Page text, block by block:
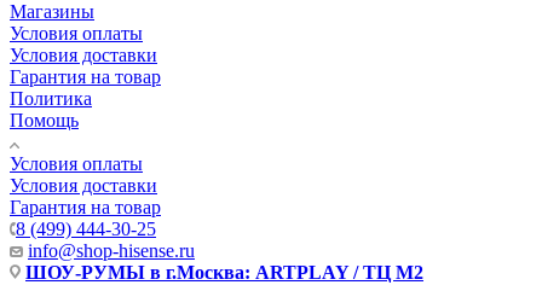
Магазины
Условия оплаты
Условия доставки
Гарантия на товар
Политика
Помощь
Условия оплаты
Условия доставки
Гарантия на товар
8 (499) 444-30-25
info@shop-hisense.ru
ШОУ-РУМЫ в г.Москва: ARTPLAY / ТЦ М2